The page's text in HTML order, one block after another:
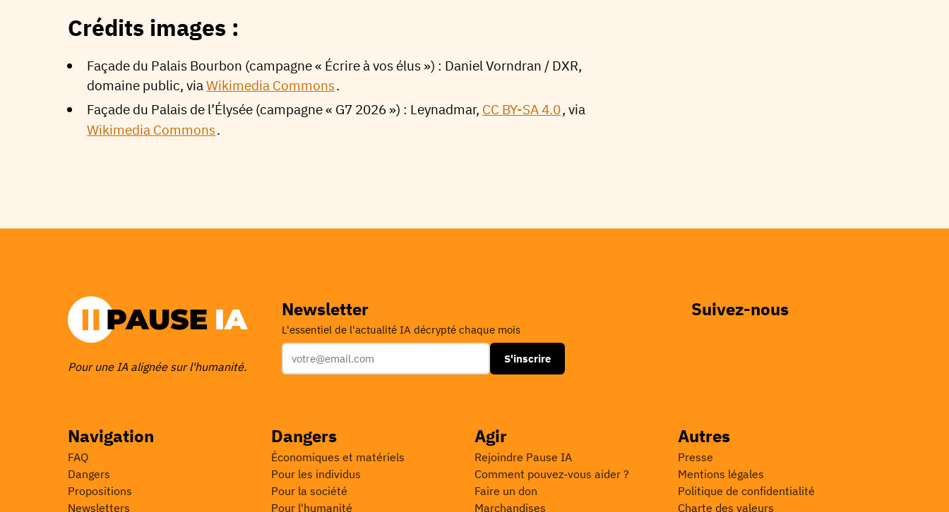
Crédits images :
Façade du Palais Bourbon (campagne « Écrire à vos élus ») : Daniel Vorndran / DXR,
domaine public, viaWikimedia Commons.
Façade du Palais de l’Élysée (campagne « G7 2026 ») : Leynadmar, CC BY-SA 4.0, via
Wikimedia Commons.
Pour une IA alignée sur l'humanité.
Newsletter
L'essentiel de l'actualité IA décrypté chaque mois
S'inscrire
Suivez-nous
Navigation
FAQ
Dangers
Propositions
Newsletters
Dangers
Économiques et matériels
Pour les individus
Pour la société
Pour l'humanité
Agir
Rejoindre Pause IA
Comment pouvez-vous aider ?
Faire un don
Marchandises
Autres
Presse
Mentions légales
Politique de confidentialité
Charte des valeurs